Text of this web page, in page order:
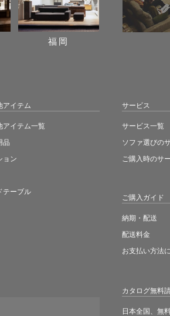
カタログ無料
日本全国、無
福岡
アイテム
アイテム一覧
品
ョン
テーブル
サービス
サービス一覧
ソファ選びの
ご購入時のサ
ご購入ガイド
納期・配送
配送料金
お支払い方法